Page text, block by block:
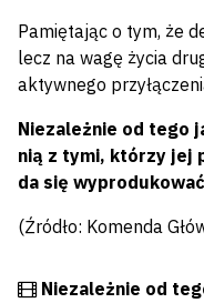
Pamiętając o tym, że
lecz na wagę życia
aktywnego
Niezależnie od tego
nią z tymi, którzy jej
da się
(Źródło: Komenda
Film
Niezależnie od